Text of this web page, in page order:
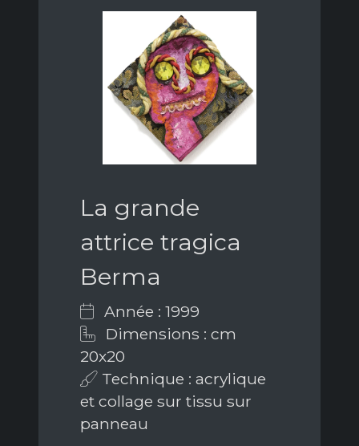
La grande
attrice tragica
Berma
Année : 1999
Dimensions : cm
20x20
Technique : acrylique
et collage sur tissu sur
panneau